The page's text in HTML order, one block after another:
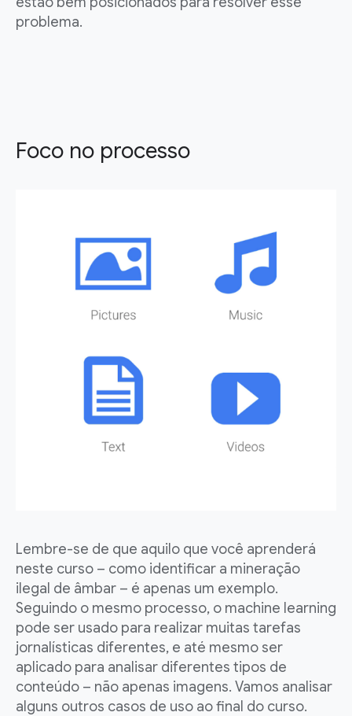
problema.
Foco no processo
Lembre-se de que aquilo que você aprenderá
neste curso – como identificar a mineração
ilegal de âmbar – é apenas um exemplo.
Seguindo o mesmo processo, o machine learning
pode ser usado para realizar muitas tarefas
jornalísticas diferentes, e até mesmo ser
aplicado para analisar diferentes tipos de
conteúdo – não apenas imagens. Vamos analisar
alguns outros casos de uso ao final do curso.